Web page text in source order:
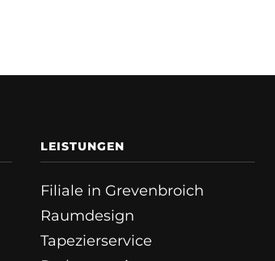
LEISTUNGEN
Filiale in Grevenbroich
Raumdesign
Tapezierservice